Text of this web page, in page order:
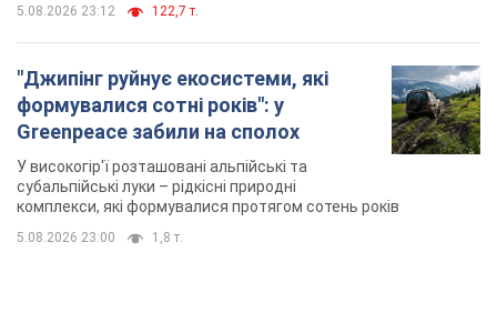
5.08.2026 23:12 122,7 т.
"Джипінг руйнує екосистеми, які
формувалися сотні років": у
Greenpeace забили на сполох
У високогір'ї розташовані альпійські та
субальпійські луки – рідкісні природні
комплекси, які формувалися протягом сотень років
5.08.2026 23:00 1,8 т.